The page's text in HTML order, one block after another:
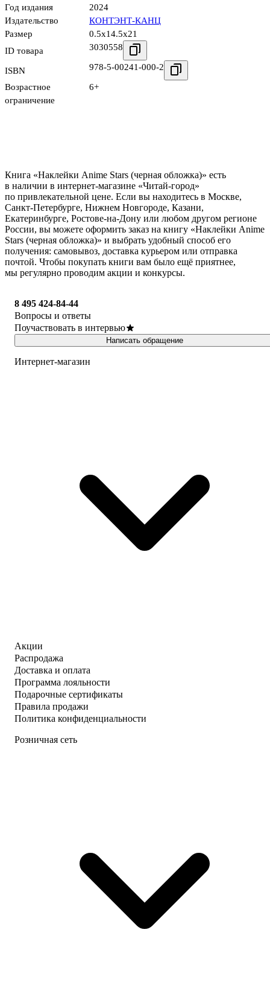
Год издания
2024
Издательство
КОНТЭНТ-КАНЦ
Размер
0.5x14.5x21
ID товара
3030558
ISBN 978-5-00241-000-2
Возрастное
ограничение
6+
Книга «Наклейки Anime Stars (черная обложка)» есть
в наличии в интернет-магазине «Читай-город»
по привлекательной цене. Если вы находитесь в Москве,
Санкт-Петербурге, Нижнем Новгороде, Казани,
Екатеринбурге, Ростове-на-Дону или любом другом регионе
России, вы можете оформить заказ на книгу «Наклейки Anime
Stars (черная обложка)» и выбрать удобный способ его
получения: самовывоз, доставка курьером или отправка
почтой. Чтобы покупать книги вам было ещё приятнее,
мы регулярно проводим акции и конкурсы.
8 495 424-84-44
Вопросы и ответы
Поучаствовать в интервью
Написать обращение
Интернет-магазин
Акции
Распродажа
Доставка и оплата
Программа лояльности
Подарочные сертификаты
Правила продажи
Политика конфиденциальности
Розничная сеть